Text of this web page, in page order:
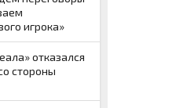
игрока»
отказался
стороны